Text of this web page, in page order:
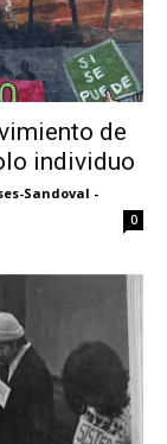
de
individuo
Sandoval -
0